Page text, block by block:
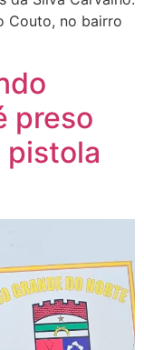
Couto, no bairro
preso
pistola